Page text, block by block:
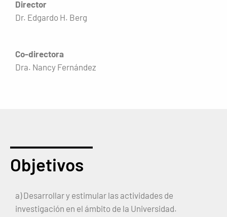
Director
Dr. Edgardo H. Berg
Co-directora
Dra. Nancy Fernández
Objetivos
a) Desarrollar y estimular las actividades de
investigación en el ámbito de la Universidad.